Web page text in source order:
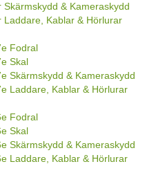
Skärmskydd & Kameraskydd
Laddare, Kablar & Hörlurar
Fodral
Skal
Skärmskydd & Kameraskydd
Laddare, Kablar & Hörlurar
Fodral
Skal
Skärmskydd & Kameraskydd
Laddare, Kablar & Hörlurar